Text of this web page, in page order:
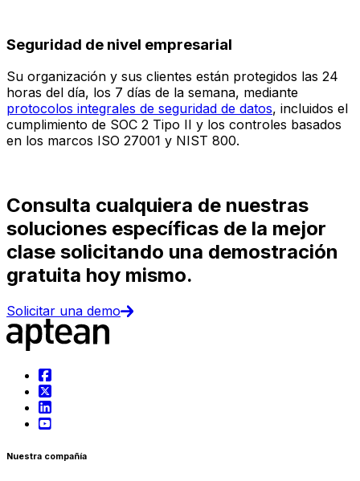
Seguridad de nivel empresarial
Su organización y sus clientes están protegidos las 24
horas del día, los 7 días de la semana, mediante
protocolos integrales de seguridad de datos, incluidos el
cumplimiento de SOC 2 Tipo II y los controles basados
en los marcos ISO 27001 y NIST 800.
Consulta cualquiera de nuestras
soluciones específicas de la mejor
clase solicitando una demostración
gratuita hoy mismo.
Solicitar una demo
Nuestra compañía